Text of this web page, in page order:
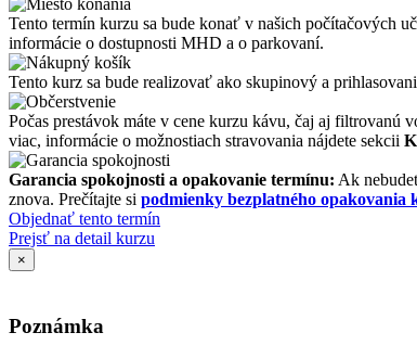
Tento termín kurzu sa bude konať v našich počítačových
informácie o dostupnosti MHD a o parkovaní.
Tento kurz sa bude realizovať ako skupinový a
Počas prestávok máte v cene kurzu kávu, čaj aj filtrovanú
viac, informácie o možnostiach stravovania nájdete sekcii
Garancia spokojnosti a opakovanie termínu: Ak
znova. Prečítajte si podmienky bezplatného opakovania
Objednať tento termín
Prejsť na detail kurzu
×
Poznámka